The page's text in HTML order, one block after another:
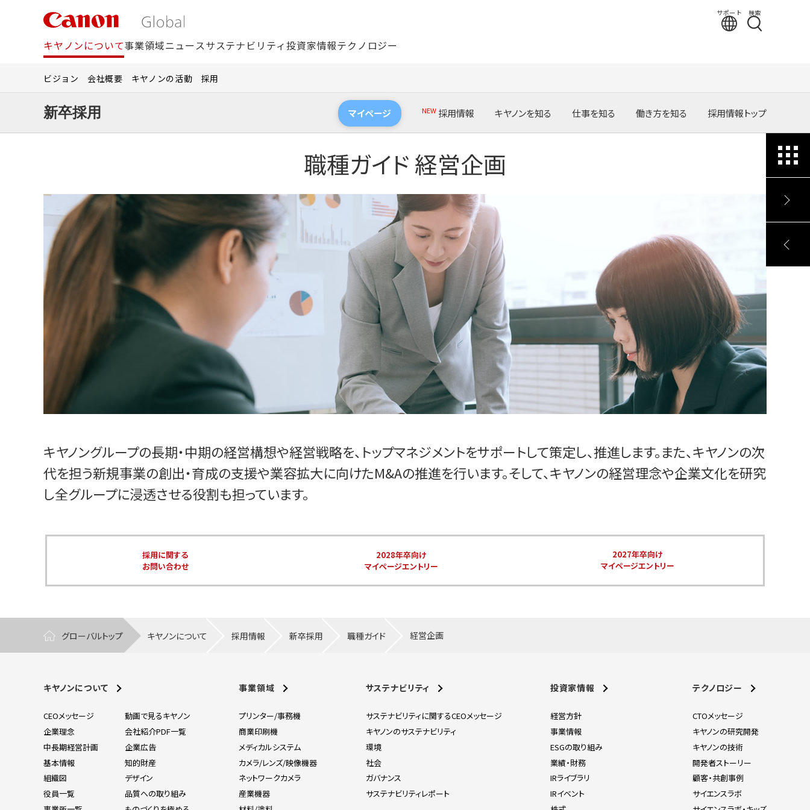
本
移
サポート 検索
キヤノンについて事業領域ニュースサステナビリティ投資家情報テクノロジー
ビジョン 会社概要 キヤノンの活動 採用
新卒採用 マイページ
2027年卒向け ログイン
NEW 採用情報
新卒採用FAQ
採用ガイド
採用メッセージ
キヤノンを知る
キヤノンのテクノロジー
仕事を知る 働き方を知る 採用情報トップ
職種ガイド 経営企画
キヤノングループの長期・中期の経営構想や経営戦略を、トップマネジメントをサポートして策定し、推進します。また、キヤノンの次
代を担う新規事業の創出・育成の支援や業容拡大に向けたM&Aの推進を行います。そして、キヤノンの経営理念や企業文化を研究
し全グループに浸透させる役割も担っています。
採用に関する
お問い合わせ
2028年卒向け
マイページエントリー
2027年卒向け
マイページエントリー
グローバルトップ キヤノンについて 採用情報 新卒採用 職種ガイド 経営企画
キヤノンについて
CEOメッセージ
企業理念
中長期経営計画
基本情報
組織図
役員一覧
動画で見るキヤノン
会社紹介PDF一覧
企業広告
知的財産
デザイン
品質への取り組み
事業領域
プリンター/事務機
商業印刷機
メディカルシステム
カメラ/レンズ/映像機器
ネットワークカメラ
産業機器
サステナビリティ
サステナビリティに関するCEOメッセージ
キヤノンのサステナビリティ
環境
社会
ガバナンス
サステナビリティレポート
投資家情報
経営方針
事業情報
ESGの取り組み
業績・財務
IRライブラリ
IRイベント
テクノロジー
CTOメッセージ
キヤノンの研究開発
キヤノンの技術
開発者ストーリー
顧客・共創事例
サイエンスラボ